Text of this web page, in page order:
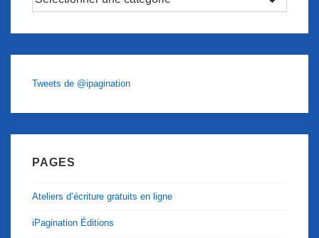
Tweets de @ipagination
PAGES
Ateliers d’écriture gratuits en ligne
iPagination Éditions